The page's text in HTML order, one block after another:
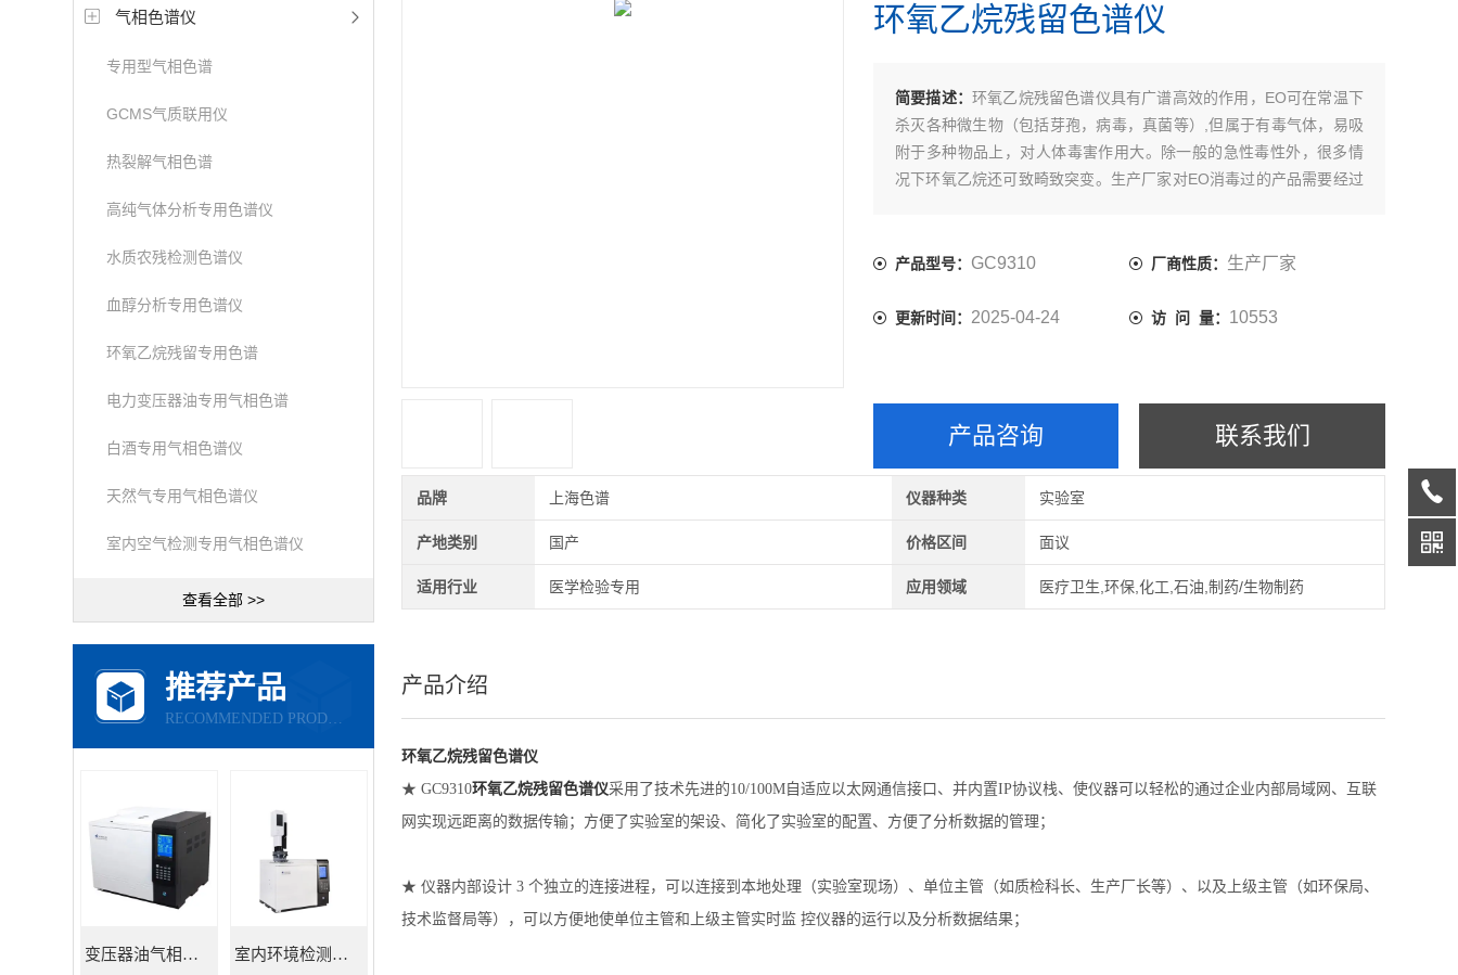
气相色谱仪
专用型气相色谱
GCMS气质联用仪
热裂解气相色谱
高纯气体分析专用色谱仪
水质农残检测色谱仪
血醇分析专用色谱仪
环氧乙烷残留专用色谱
电力变压器油专用气相色谱
白酒专用气相色谱仪
天然气专用气相色谱仪
室内空气检测专用气相色谱仪
查看全部 >>
推荐产品
RECOMMENDED PRODUCTS
变压器油气相色谱仪 室内环境检测色谱仪
环氧乙烷残留色谱仪
简要描述：环氧乙烷残留色谱仪具有广谱高效的作用，EO可在常温下
杀灭各种微生物（包括芽孢，病毒，真菌等）,但属于有毒气体，易吸
附于多种物品上，对人体毒害作用大。除一般的急性毒性外，很多情
况下环氧乙烷还可致畸致突变。生产厂家对EO消毒过的产品需要经过
产品型号： GC9310 厂商性质： 生产厂家
更新时间： 2025-04-24 访 问 量： 10553
产品咨询 联系我们
品牌 上海色谱 仪器种类 实验室
产地类别 国产 价格区间 面议
适用行业 医学检验专用 应用领域 医疗卫生,环保,化工,石油,制药/生物制药
产品介绍
环氧乙烷残留色谱仪
★ GC9310环氧乙烷残留色谱仪采用了技术先进的10/100M自适应以太网通信接口、并内置IP协议栈、使仪器可以轻松的通过企业内部局域网、互联
网实现远距离的数据传输；方便了实验室的架设、简化了实验室的配置、方便了分析数据的管理；
★ 仪器内部设计 3 个独立的连接进程，可以连接到本地处理（实验室现场）、单位主管（如质检科长、生产厂长等）、以及上级主管（如环保局、
技术监督局等），可以方便地使单位主管和上级主管实时监 控仪器的运行以及分析数据结果；